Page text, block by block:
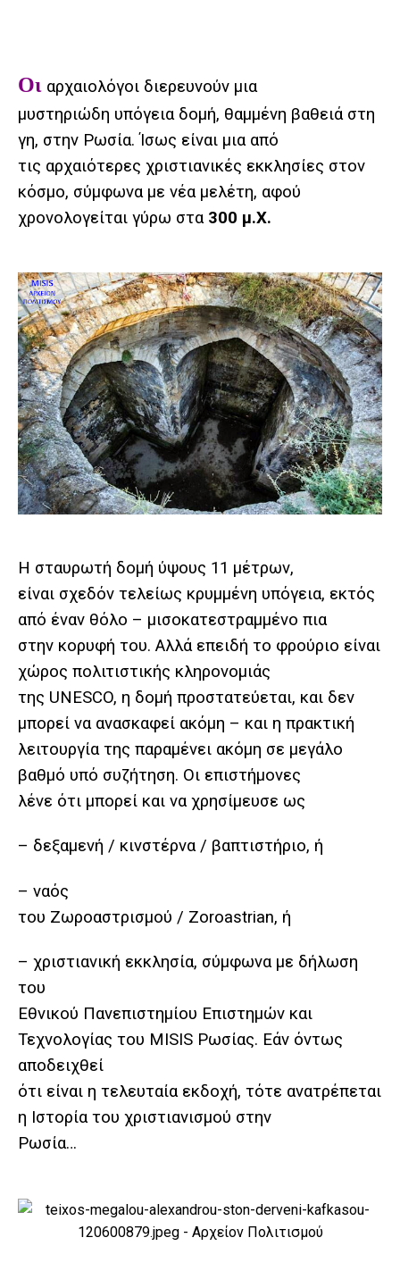
Οι αρχαιολόγοι διερευνούν μια
μυστηριώδη υπόγεια δομή, θαμμένη βαθειά στη
γη, στην Ρωσία. Ίσως είναι μια από
τις αρχαιότερες χριστιανικές εκκλησίες στον
κόσμο, σύμφωνα με νέα μελέτη, αφού
χρονολογείται γύρω στα 300 μ.Χ.
Η σταυρωτή δομή ύψους 11 μέτρων,
είναι σχεδόν τελείως κρυμμένη υπόγεια, εκτός
από έναν θόλο – μισοκατεστραμμένο πια
στην κορυφή του. Αλλά επειδή το φρούριο είναι
χώρος πολιτιστικής κληρονομιάς
της UNESCO, η δομή προστατεύεται, και δεν
μπορεί να ανασκαφεί ακόμη – και η πρακτική
λειτουργία της παραμένει ακόμη σε μεγάλο
βαθμό υπό συζήτηση. Οι επιστήμονες
λένε ότι μπορεί και να χρησίμευσε ως
– δεξαμενή / κινστέρνα / βαπτιστήριο, ή
– ναός
του Ζωροαστρισμού / Zoroastrian, ή
– χριστιανική εκκλησία, σύμφωνα με δήλωση
του
Εθνικού Πανεπιστημίου Επιστημών και
Τεχνολογίας του MISIS Ρωσίας. Εάν όντως
αποδειχθεί
ότι είναι η τελευταία εκδοχή, τότε ανατρέπεται
η Ιστορία του χριστιανισμού στην
Ρωσία…